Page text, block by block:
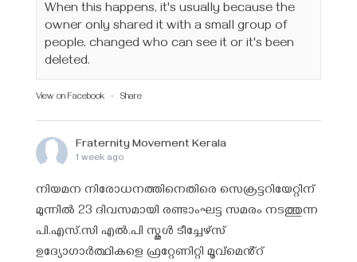
When this happens, it's usually because the
owner only shared it with a small group of
people, changed who can see it or it's been
deleted.
View on Facebook · Share
Fraternity Movement Kerala
1 week ago
നിയമന നിരോധനത്തിനെതിരെ സെക്രട്ടറിയേറ്റിന്
മുന്നിൽ 23 ദിവസമായി രണ്ടാംഘട്ട സമരം നടത്തുന്ന
പി.എസ്.സി എൽ.പി സ്കൂൾ ടീച്ചേഴ്‌സ്
ഉദ്യോഗാർത്ഥികളെ ഫ്രറ്റേണിറ്റി മൂവ്മെൻ്റ്